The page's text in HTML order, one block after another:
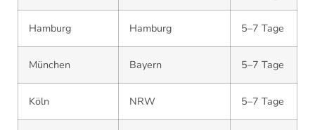
Hamburg Hamburg 5–7 Tage
München Bayern 5–7 Tage
Köln NRW 5–7 Tage